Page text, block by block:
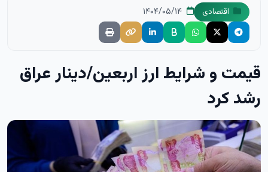
اقتصادی
قیمت و شرایط ارز اربعین/دینار عراق
رشد کرد